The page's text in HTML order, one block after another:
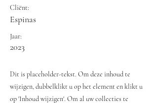
Cliënt:
Espinas
Jaar:
2023
Dit is placeholder-tekst. Om deze inhoud te
wijzigen, dubbelklikt u op het element en klikt u
op 'Inhoud wijzigen'. Om al uw collecties te